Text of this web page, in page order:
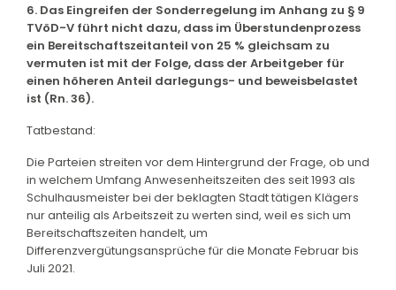
6. Das Eingreifen der Sonderregelung im Anhang zu § 9
TVöD-V führt nicht dazu, dass im Überstundenprozess
ein Bereitschaftszeitanteil von 25 % gleichsam zu
vermuten ist mit der Folge, dass der Arbeitgeber für
einen höheren Anteil darlegungs- und beweisbelastet
ist (Rn. 36).
Tatbestand:
Die Parteien streiten vor dem Hintergrund der Frage, ob und
in welchem Umfang Anwesenheitszeiten des seit 1993 als
Schulhausmeister bei der beklagten Stadt tätigen Klägers
nur anteilig als Arbeitszeit zu werten sind, weil es sich um
Bereitschaftszeiten handelt, um
Differenzvergütungsansprüche für die Monate Februar bis
Juli 2021.